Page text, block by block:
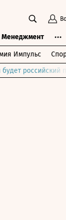
Менеджмент
Импульс
российский